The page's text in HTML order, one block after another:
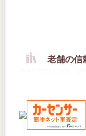
老舗の信